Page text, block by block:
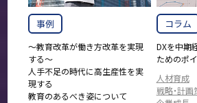
事例
～教育改革が働き方改革を実現
する～
人手不足の時代に高生産性を実
現する
教育のあるべき姿について
コラム
DXを中期
ためのポ
人材育成
戦略・計画